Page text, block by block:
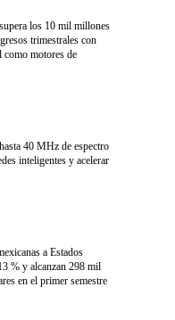
los 10 mil millones
trimestrales con
motores de
40 MHz de espectro
inteligentes y acelerar
a Estados
% y alcanzan 298 mil
en el primer semestre